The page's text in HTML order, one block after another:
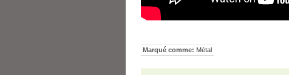
Marqué comme: Métal